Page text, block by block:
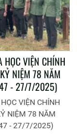
HỌC VIỆN CHÍNH
NIỆM 78 NĂM
- 27/7/2025)
VIỆN CHÍNH
NIỆM 78 NĂM
- 27/7/2025)